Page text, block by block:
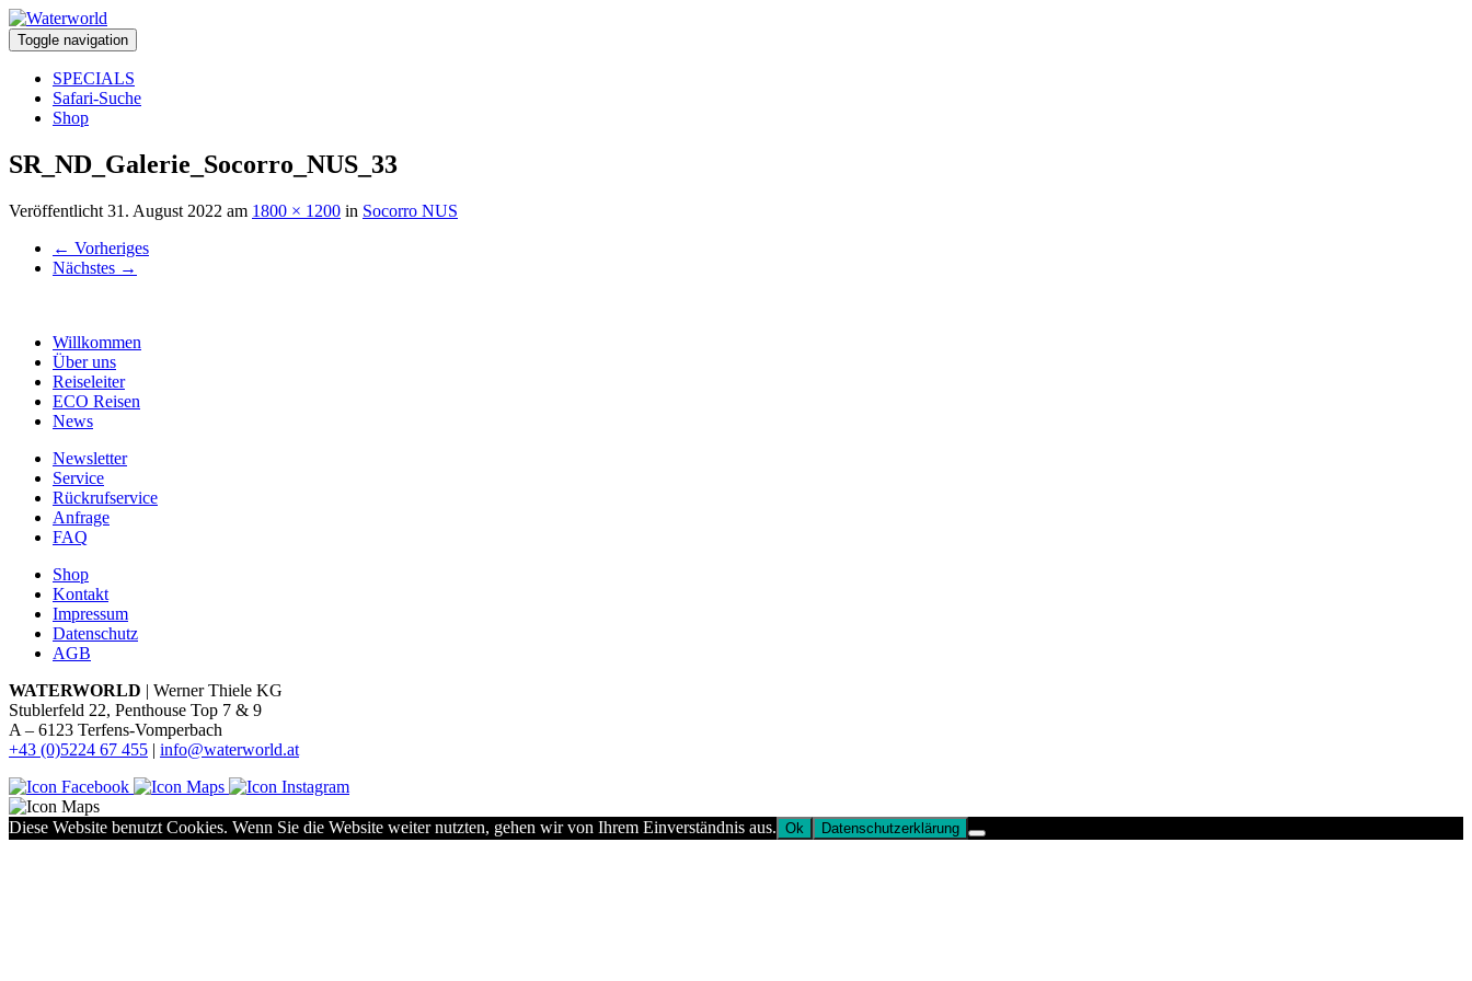
Toggle navigation
SPECIALS
Safari-Suche
Shop
SR_ND_Galerie_Socorro_NUS_33
Veröffentlicht 31. August 2022 am 1800 × 1200 in Socorro NUS
← Vorheriges
Nächstes →
Willkommen
Über uns
Reiseleiter
ECO Reisen
News
Newsletter
Service
Rückrufservice
Anfrage
FAQ
Shop
Kontakt
Impressum
Datenschutz
AGB
WATERWORLD | Werner Thiele KG
Stublerfeld 22, Penthouse Top 7 & 9
A – 6123 Terfens-Vomperbach
+43 (0)5224 67 455 | info@waterworld.at
Diese Website benutzt Cookies. Wenn Sie die Website weiter nutzten, gehen wir von Ihrem Einverständnis aus. Ok Datenschutzerklärung